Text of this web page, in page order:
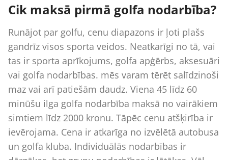
Cik maksā pirmā golfa nodarbība?
Runājot par golfu, cenu diapazons ir ļoti plašs
gandrīz visos sporta veidos. Neatkarīgi no tā, vai
tas ir sporta aprīkojums, golfa apģērbs, aksesuāri
vai golfa nodarbības. mēs varam tērēt salīdzinoši
maz vai arī patiešām daudz. Viena 45 līdz 60
minūšu ilga golfa nodarbība maksā no vairākiem
simtiem līdz 2000 kronu. Tāpēc cenu atšķirība ir
ievērojama. Cena ir atkarīga no izvēlētā autobusa
un golfa kluba. Individuālās nodarbības ir